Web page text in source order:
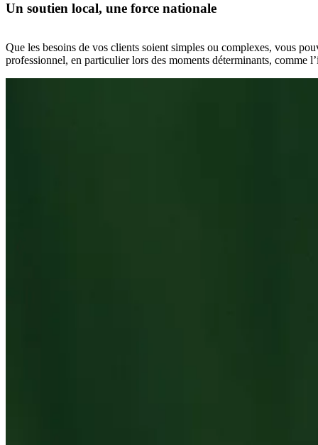
Un soutien local, une force nationale
Que les besoins de vos clients soient simples ou complexes, vous
professionnel, en particulier lors des moments déterminants, comme